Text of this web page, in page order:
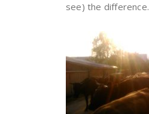
see) the difference.